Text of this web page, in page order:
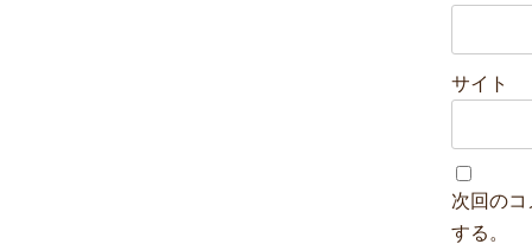
サイト
次回の
する。